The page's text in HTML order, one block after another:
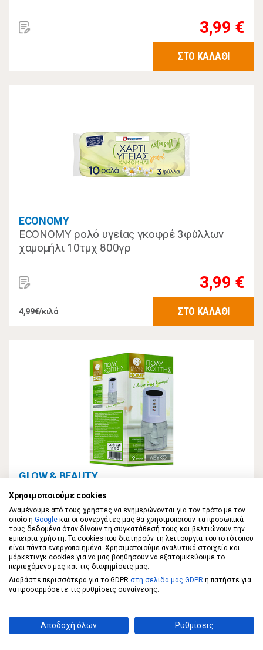
3,99 €
ΣΤΟ ΚΑΛΑΘΙ
ECONOMY
ECONOMY ρολό υγείας γκοφρέ 3φύλλων
χαμομήλι 10τμχ 800γρ
3,99 €
4,99€/κιλό ΣΤΟ ΚΑΛΑΘΙ
GLOW & BEAUTY
GLOW & BEAUTY Home Πολυκόπτης Λευκός
300W
13,99 €
Χρησιμοποιούμε cookies
Αναμένουμε από τους χρήστες να ενημερώνονται για τον τρόπο με τον
οποίο η Google και οι συνεργάτες μας θα χρησιμοποιούν τα προσωπικά
τους δεδομένα όταν δίνουν τη συγκατάθεσή τους και βελτιώνουν την
εμπειρία χρήστη. Τα cookies που διατηρούν τη λειτουργία του ιστότοπου
είναι πάντα ενεργοποιημένα. Χρησιμοποιούμε αναλυτικά στοιχεία και
μάρκετινγκ cookies για να μας βοηθήσουν να εξατομικεύουμε το
περιεχόμενο μας και τις διαφημίσεις μας.
Διαβάστε περισσότερα για το GDPR στη σελίδα μας GDPR ή πατήστε για
να προσαρμόσετε τις ρυθμίσεις συναίνεσης.
Αποδοχή όλων Ρυθμίσεις